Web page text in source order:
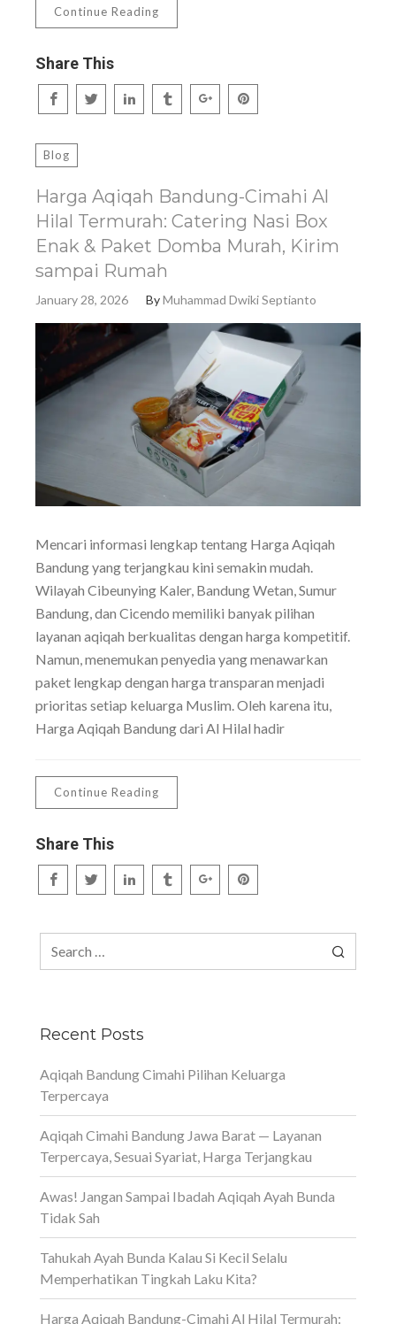
Continue Reading
Share This
Blog
Harga Aqiqah Bandung-Cimahi Al
Hilal Termurah: Catering Nasi Box
Enak & Paket Domba Murah, Kirim
sampai Rumah
January 28, 2026 ByMuhammad Dwiki Septianto
Mencari informasi lengkap tentang Harga Aqiqah
Bandung yang terjangkau kini semakin mudah.
Wilayah Cibeunying Kaler, Bandung Wetan, Sumur
Bandung, dan Cicendo memiliki banyak pilihan
layanan aqiqah berkualitas dengan harga kompetitif.
Namun, menemukan penyedia yang menawarkan
paket lengkap dengan harga transparan menjadi
prioritas setiap keluarga Muslim. Oleh karena itu,
Harga Aqiqah Bandung dari Al Hilal hadir
Continue Reading
Share This
Recent Posts
Aqiqah Bandung Cimahi Pilihan Keluarga
Terpercaya
Aqiqah Cimahi Bandung Jawa Barat — Layanan
Terpercaya, Sesuai Syariat, Harga Terjangkau
Awas! Jangan Sampai Ibadah Aqiqah Ayah Bunda
Tidak Sah
Tahukah Ayah Bunda Kalau Si Kecil Selalu
Memperhatikan Tingkah Laku Kita?
Harga Aqiqah Bandung-Cimahi Al Hilal Termurah: